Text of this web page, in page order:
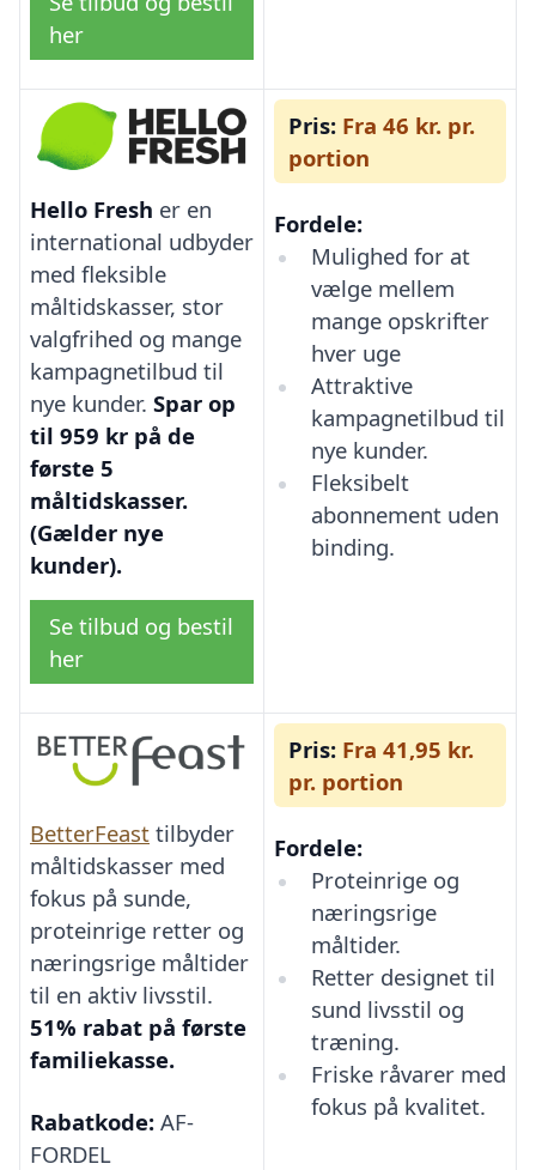
her
Hello Fresh er en
international udbyder
med fleksible
måltidskasser, stor
valgfrihed og mange
kampagnetilbud til
nye kunder. Spar op
til 959 kr på de
første 5
måltidskasser.
(Gælder nye
kunder).
Se tilbud og bestil
her
Pris: Fra 46 kr. pr.
portion
Fordele:
Mulighed for at
vælge mellem
mange opskrifter
hver uge
Attraktive
kampagnetilbud til
nye kunder.
Fleksibelt
abonnement uden
binding.
BetterFeast tilbyder
måltidskasser med
fokus på sunde,
proteinrige retter og
næringsrige måltider
til en aktiv livsstil.
51% rabat på første
familiekasse.
Rabatkode: AF-
FORDEL
Pris: Fra 41,95 kr.
pr. portion
Fordele:
Proteinrige og
næringsrige
måltider.
Retter designet til
sund livsstil og
træning.
Friske råvarer med
fokus på kvalitet.